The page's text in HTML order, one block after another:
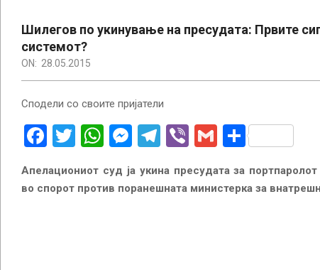
Шилегов по укинување на пресудата: Првите
системот?
ON: 28.05.2015
Сподели со своите пријатели
Facebook
Twitter
WhatsApp
Messenger
Telegram
ViberGmailShare
Апелациониот суд ја укина пресудата за
во спорот против поранешната министерка за